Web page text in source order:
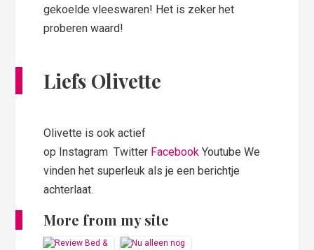
gekoelde vleeswaren! Het is zeker het
proberen waard!
Liefs Olivette
Olivette is ook actief
op Instagram Twitter Facebook Youtube We
vinden het superleuk als je een berichtje
achterlaat.
More from my site